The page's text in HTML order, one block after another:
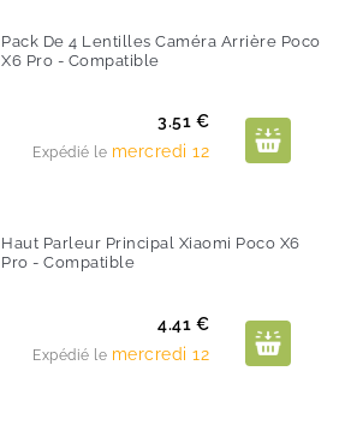
Pack De 4 Lentilles Caméra Arrière Poco
X6 Pro - Compatible
Prix
3.51 €
Expédié le mercredi 12
Haut Parleur Principal Xiaomi Poco X6
Pro - Compatible
Prix
4.41 €
Expédié le mercredi 12